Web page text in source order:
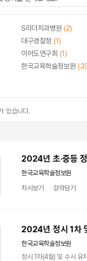
S리더치과병원 (2)
대구경찰청 (1)
이어도연구회 (1)
한국교육학술정보원
있습니다.
2024년 초·중등
한국교육학술정보원
차시보기
강의담기
2024년 정시 1차
한국교육학술정보원
정시 1차(4월) 및 수시 유